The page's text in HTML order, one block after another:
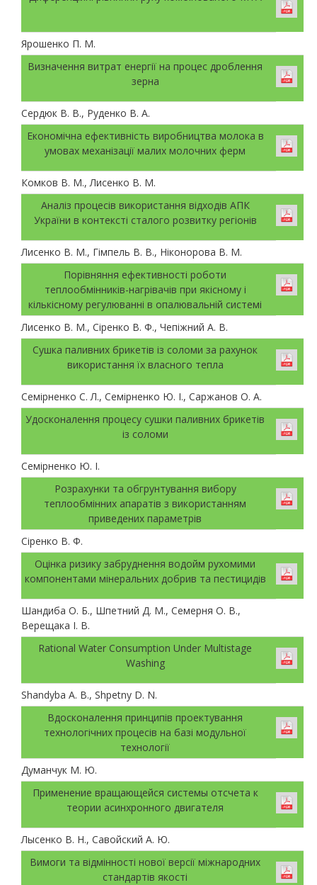
Ярошенко П. М.
Визначення витрат енергії на процес дроблення
зерна
Сердюк В. В., Руденко В. А.
Економічна ефективність виробництва молока в
умовах механізації малих молочних ферм
Комков В. М., Лисенко В. М.
Аналіз процесів використання відходів АПК
України в контексті сталого розвитку регіонів
Лисенко В. М., Гімпель В. В., Ніконорова В. М.
Порівняння ефективності роботи
теплообмінників-нагрівачів при якісному і
кількісному регулюванні в опалювальній системі
Лисенко В. М., Сіренко В. Ф., Чепіжний А. В.
Сушка паливних брикетів із соломи за рахунок
використання їх власного тепла
Семірненко С. Л., Семірненко Ю. І., Саржанов О. А.
Удосконалення процесу сушки паливних брикетів
із соломи
Семірненко Ю. І.
Розрахунки та обгрунтування вибору
теплообмінних апаратів з використанням
приведених параметрів
Сіренко В. Ф.
Оцінка ризику забруднення водойм рухомими
компонентами мінеральних добрив та пестицидів
Шандиба О. Б., Шпетний Д. М., Семерня О. В.,
Верещака І. В.
Rational Water Consumption Under Multistage
Washing
Shandyba A. B., Shpetny D. N.
Вдосконалення принципів проектування
технологічних процесів на базі модульної
технології
Думанчук М. Ю.
Применение вращающейся системы отсчета к
теории асинхронного двигателя
Лысенко В. Н., Савойский А. Ю.
Вимоги та відмінності нової версії міжнародних
стандартів якості